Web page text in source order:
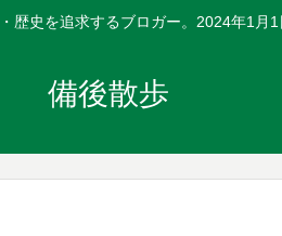
歴史を追求するブロガー。2024年1月1
備後散歩